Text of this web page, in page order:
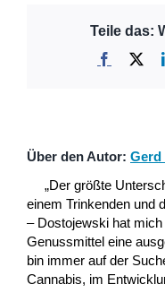
Teile das:
Facebook
Über den Autor: Gerd
„Der größte
einem Trinkenden und
– Dostojewski hat
Genussmittel eine
bin immer auf der
Cannabis, im